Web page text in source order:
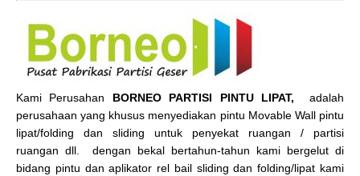
Kami Perusahan BORNEO PARTISI PINTU LIPAT, adalah
perusahaan yang khusus menyediakan pintu Movable Wall pintu
lipat/folding dan sliding untuk penyekat ruangan / partisi
ruangan dll. dengan bekal bertahun-tahun kami bergelut di
bidang pintu dan aplikator rel bail sliding dan folding/lipat kami